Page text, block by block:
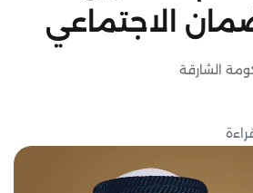
الاجتماعي
الشارقة